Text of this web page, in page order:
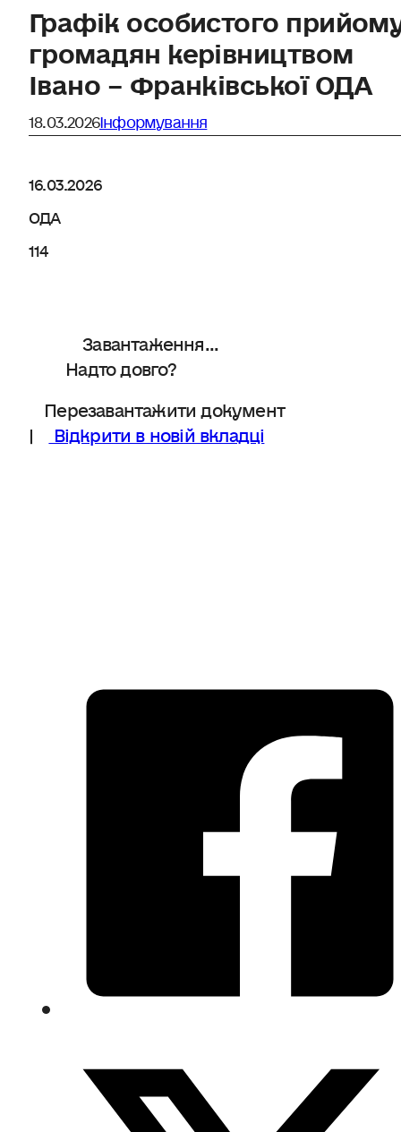
Графік особистого
громадян керівництвом
Івано – Франківської ОДА
18.03.2026Інформування
16.03.2026
ОДА
114
Завантаження...
Надто довго?
Перезавантажити документ
| Відкрити в новій вкладці